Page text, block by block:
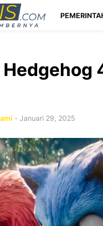
- Januari 29, 2025